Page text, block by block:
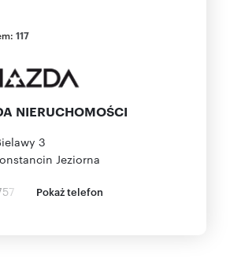
117
NIERUCHOMOŚCI
3
Jeziorna
Pokaż telefon